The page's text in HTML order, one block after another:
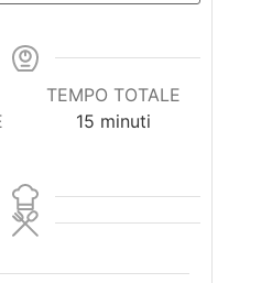
TEMPO TOTALE
15 minuti
minuti